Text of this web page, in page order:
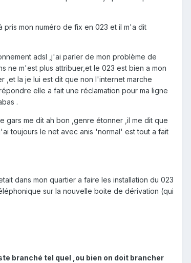
mon numéro de fix en 023 et il m'a dit
adsl ,j'ai parler de mon problème de
ne m'est plus attribuer,et le 023 est bien a mon
,et la je lui est dit que non l'internet marche
elle a fait une réclamation pour ma ligne
.
gars me dit ah bon ,genre étonner ,il me dit que
toujours le net avec anis 'normal' est tout a fait
dans mon quartier a faire les installation du 023
sur la nouvelle boite de dérivation (qui
branché tel quel ,ou bien on doit brancher